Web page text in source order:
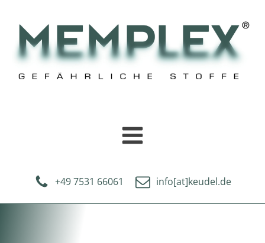
+49 7531 66061 info[at]keudel.de